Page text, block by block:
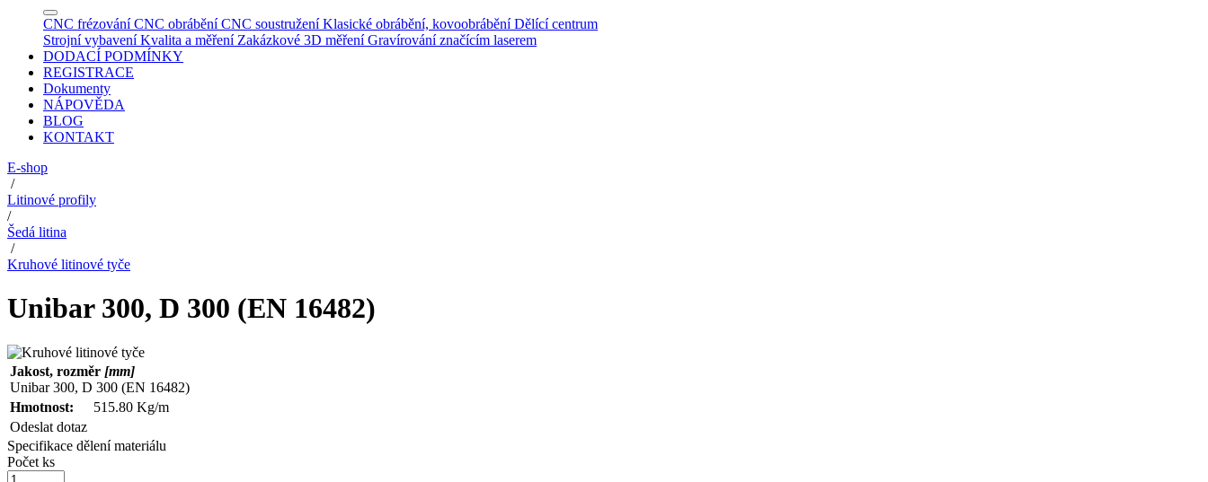
CNC frézování CNC obrábění CNC soustružení Klasické obrábění, kovoobrábění Dělící centrum
Strojní vybavení Kvalita a měření Zakázkové 3D měření Gravírování značícím laserem
DODACÍ PODMÍNKY
REGISTRACE
Dokumenty
NÁPOVĚDA
BLOG
KONTAKT
E-shop
/
Litinové profily
/
Šedá litina
/
Kruhové litinové tyče
Unibar 300, D 300 (EN 16482)
Jakost, rozměr [mm]
Unibar 300, D 300 (EN 16482)
Hmotnost:
515.80 Kg/m
Odeslat dotaz
Specifikace dělení materiálu
Počet ks